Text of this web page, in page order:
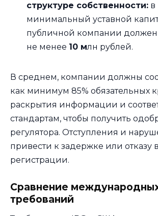
структуре собственности: в
минимальный уставной
публичной компании должен
не менее 10 млн рублей.
В среднем, компании должны
как минимум 85% обязательных
раскрытия информации и
стандартам, чтобы получить
регулятора. Отступления и
привести к задержке или отказу в
регистрации.
Сравнение
требований